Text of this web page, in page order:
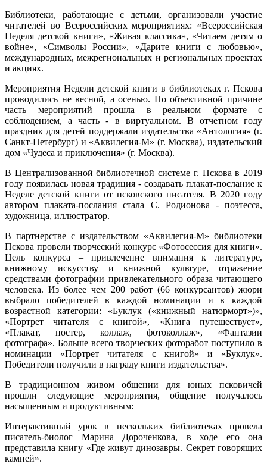
Библиотеки, работающие с детьми, организовали участие
читателей во Всероссийских мероприятиях: «Всероссийская
Неделя детской книги», «Живая классика», «Читаем детям о
войне», «Символы России», «Дарите книги с любовью»,
международных, межрегиональных и региональных проектах
и акциях.
Мероприятия Недели детской книги в библиотеках г. Пскова
проводились не весной, а осенью. По объективной причине
часть мероприятий прошла в реальном формате с
соблюдением, а часть - в виртуальном. В отчетном году
праздник для детей поддержали издательства «Антология» (г.
Санкт-Петербург) и «Аквилегия-М» (г. Москва), издательский
дом «Чудеса и приключения» (г. Москва).
В Централизованной библиотечной системе г. Пскова в 2019
году появилась новая традиция - создавать плакат-послание к
Неделе детской книги от псковского писателя. В 2020 году
автором плаката-послания стала С. Родионова - поэтесса,
художница, иллюстратор.
В партнерстве с издательством «Аквилегия-М» библиотеки
Пскова провели творческий конкурс «Фотосессия для книги».
Цель конкурса – привлечение внимания к литературе,
книжному искусству и книжной культуре, отражение
средствами фотографии привлекательного образа читающего
человека. Из более чем 200 работ (66 конкурсантов) жюри
выбрало победителей в каждой номинации и в каждой
возрастной категории: «Буклук («книжный натюрморт»)»,
«Портрет читателя с книгой», «Книга путешествует»,
«Плакат, постер, коллаж, фотоколлаж», «Фантазии
фотографа». Больше всего творческих фоторабот поступило в
номинации «Портрет читателя с книгой» и «Буклук».
Победители получили в награду книги издательства».
В традиционном живом общении для юных псковичей
прошли следующие мероприятия, общение получалось
насыщенным и продуктивным:
Интерактивный урок в нескольких библиотеках провела
писатель-биолог Марина Дороченкова, в ходе его она
представила книгу «Где живут динозавры. Секрет говорящих
камней».